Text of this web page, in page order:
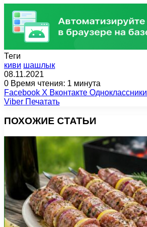
Теги
киви шашлык
08.11.2021
0 Время чтения: 1 минута
Facebook X Вконтакте Одноклассники
Viber Печатать
ПОХОЖИЕ СТАТЬИ